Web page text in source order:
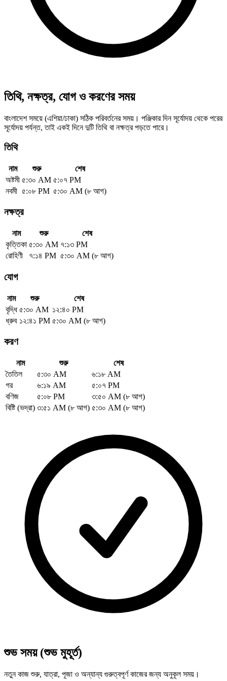
তিথি, নক্ষত্র, যোগ ও করণের সময়
বাংলাদেশ সময়ে (এশিয়া/ঢাকা) সঠিক পরিবর্তনের সময়। পঞ্জিকার দিন সূর্যোদয় থেকে পরের
সূর্যোদয় পর্যন্ত, তাই একই দিনে দুটি তিথি বা নক্ষত্র পড়তে পারে।
তিথি
নাম শুরু
শেষ
অষ্টমী ৫:৩০ AM ৫:০৭ PM
নবমী ৫:০৮ PM ৫:৩০ AM (৮ আগ)
নক্ষত্র
নাম শুরু
শেষ
কৃত্তিকা ৫:৩০ AM ৭:১৩ PM
রোহিণী
৭:১৪ PM ৫:৩০ AM (৮ আগ)
যোগ
নাম শুরু
শেষ
বৃদ্ধি ৫:৩০ AM ১২:৪০ PM
ধ্রুব ১২:৪১ PM ৫:৩০ AM (৮ আগ)
করণ
নাম শুরু
শেষ
তৈতিল
৫:৩০ AM
৬:১৮ AM
গর
৬:১৯ AM
৫:০৭ PM
বণিজ
৫:০৮ PM
৩:৫০ AM (৮ আগ)
বিষ্টি (ভদ্রা) ৩:৫১ AM (৮ আগ) ৫:৩০ AM (৮ আগ)
শুভ সময় (শুভ মুহূর্ত)
নতুন কাজ শুরু, যাত্রা, পূজা ও অন্যান্য গুরুত্বপূর্ণ কাজের জন্য অনুকূল সময়।